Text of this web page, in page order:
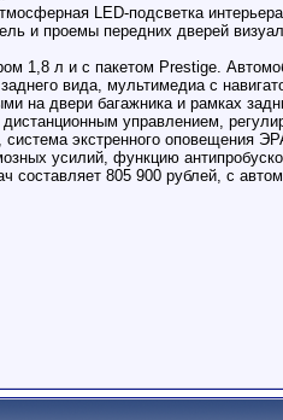
LED-подсветка
и проемы передних дверей
1,8 л и с пакетом Prestige.
вида, мультимедиа с
на двери багажника и рамках
управлением,
экстренного оповещения
усилий, функцию
805 900 рублей, с